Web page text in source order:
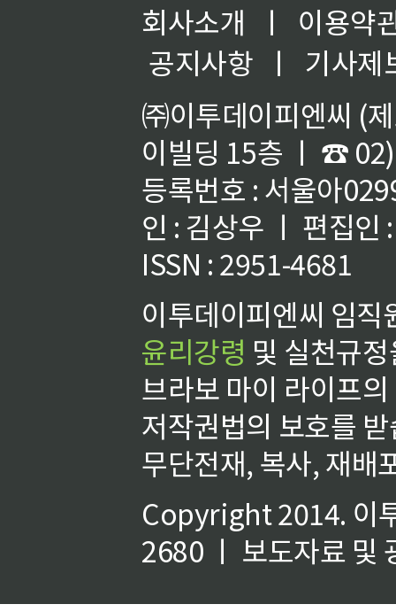
회사소개 ㅣ
이용약
공지사항
ㅣ
기사제
㈜이투데이피엔씨 (
이빌딩 15층 ㅣ ☎
등록번호 : 서울아
인 : 김상우 ㅣ 편집인
ISSN : 2951-4681
이투데이피엔씨 임
윤리강령 및 실천규
브라보 마이 라이프
저작권법의 보호를
무단전재, 복사, 재배
Copyright 2014. 이
2680 ㅣ 보도자료